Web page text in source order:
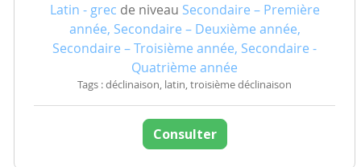
Latin - grec de niveau Secondaire – Première
année, Secondaire – Deuxième année,
Secondaire – Troisième année, Secondaire -
Quatrième année
Tags : déclinaison, latin, troisième déclinaison
Consulter